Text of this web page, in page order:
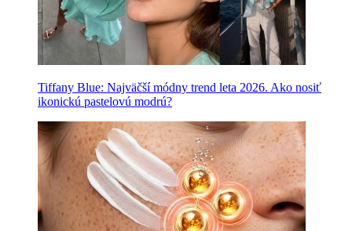
Tiffany Blue: Najväčší módny trend leta 2026. Ako nosiť
ikonickú pastelovú modrú?